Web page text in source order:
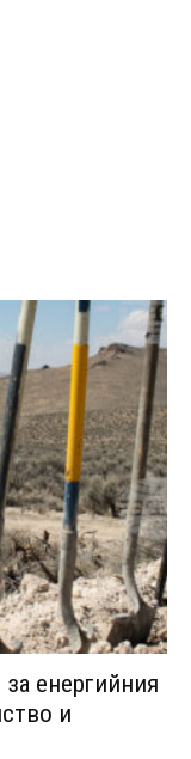
енергийния
и